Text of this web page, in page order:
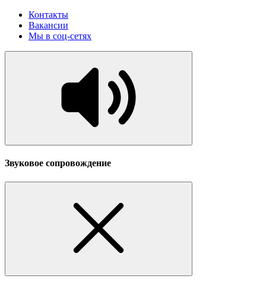
Контакты
Вакансии
Мы в соц-сетях
Звуковое сопровождение